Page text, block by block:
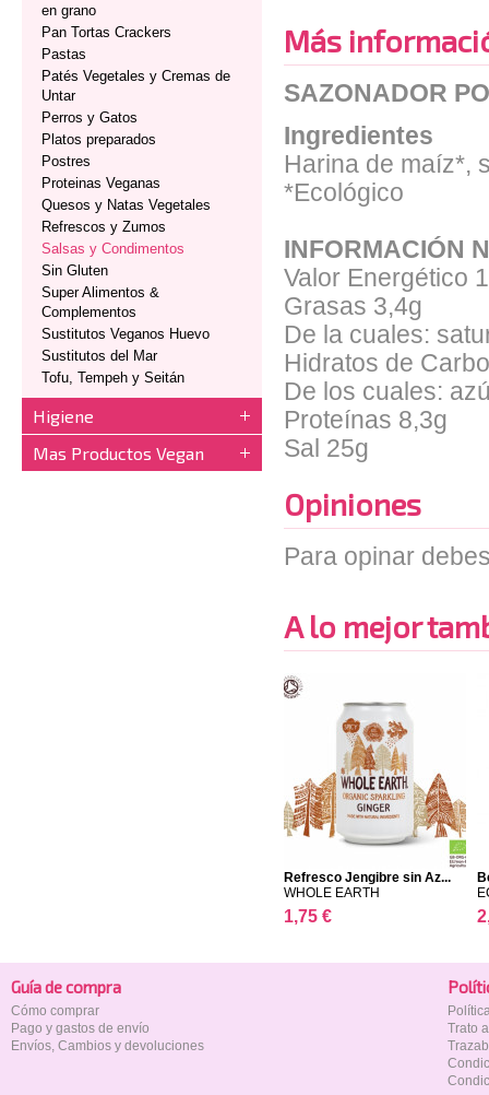
en grano
Pan Tortas Crackers
Pastas
Patés Vegetales y Cremas de
Untar
Perros y Gatos
Platos preparados
Postres
Proteinas Veganas
Quesos y Natas Vegetales
Refrescos y Zumos
Salsas y Condimentos
Sin Gluten
Super Alimentos &
Complementos
Sustitutos Veganos Huevo
Sustitutos del Mar
Tofu, Tempeh y Seitán
Higiene
Mas Productos Vegan
Más
SAZONADOR
Ingredientes
Harina de maíz*,
*Ecológico
INFORMACIÓN
Valor Energético
Grasas 3,4g
De la cuales:
Hidratos de
De los cuales:
Proteínas 8,3g
Sal 25g
Opiniones
Para opinar
A lo mejor
Refresco Jengibre sin Az...
WHOLE EARTH
1,75 €
Guía de compra
Cómo comprar
Pago y gastos de envío
Envíos, Cambios y devoluciones
Trato